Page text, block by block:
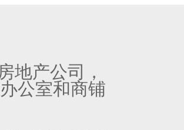
地产公司，
公室和商铺